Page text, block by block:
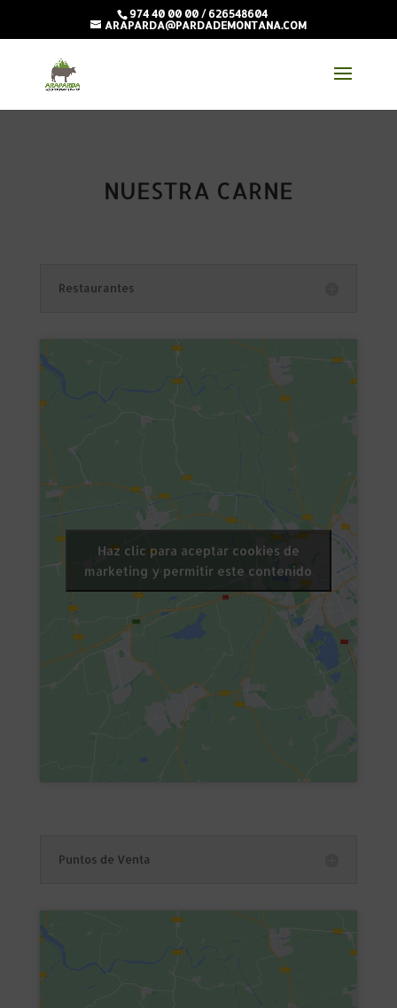
974 40 00 00 / 626548604
ARAPARDA@PARDADEMONTANA.COM
NUESTRA CARNE
Restaurantes
Haz clic para aceptar cookies de
marketing y permitir este contenido
Puntos de Venta